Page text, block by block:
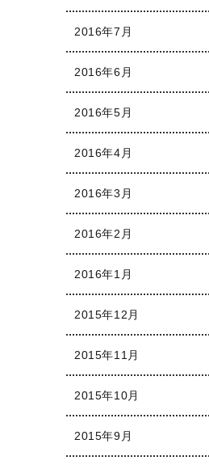
2016年7月
2016年6月
2016年5月
2016年4月
2016年3月
2016年2月
2016年1月
2015年12月
2015年11月
2015年10月
2015年9月